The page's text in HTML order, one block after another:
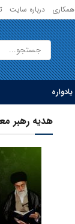
همکاری درباره سایت
یادواره
هدیه رهبر